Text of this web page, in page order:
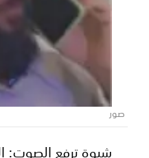
المنطقة العسكرية
العالية لتعزيز أمن
أكدت قيادة المنطقة
تنفيذ مهامها الوطنيةصور
شبوة ترفع الصوت: